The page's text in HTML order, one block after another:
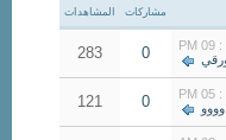
مشاركات المشاهدات
0
283
اوووو 0
121